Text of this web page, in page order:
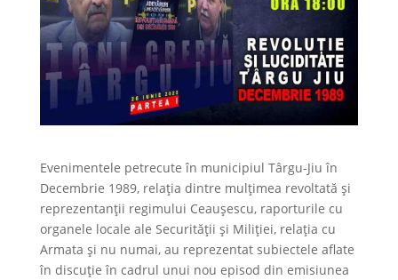
Evenimentele petrecute în municipiul Târgu-Jiu în
Decembrie 1989, relația dintre mulțimea revoltată și
reprezentanții regimului Ceaușescu, raporturile cu
organele locale ale Securității și Miliției, relația cu
Armata și nu numai, au reprezentat subiectele aflate
în discuție în cadrul unui nou episod din emisiunea